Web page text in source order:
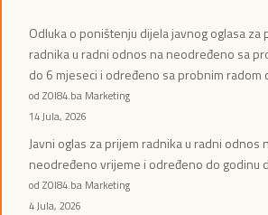
Odluka o poništenju dijela javnog oglasa za
radnika u radni odnos na neodređeno sa
do 6 mjeseci i određeno sa probnim radom
od ZOI84.ba Marketing
14 Jula, 2026
Javni oglas za prijem radnika u radni odnos
neodređeno vrijeme i određeno do godinu
od ZOI84.ba Marketing
4 Jula, 2026